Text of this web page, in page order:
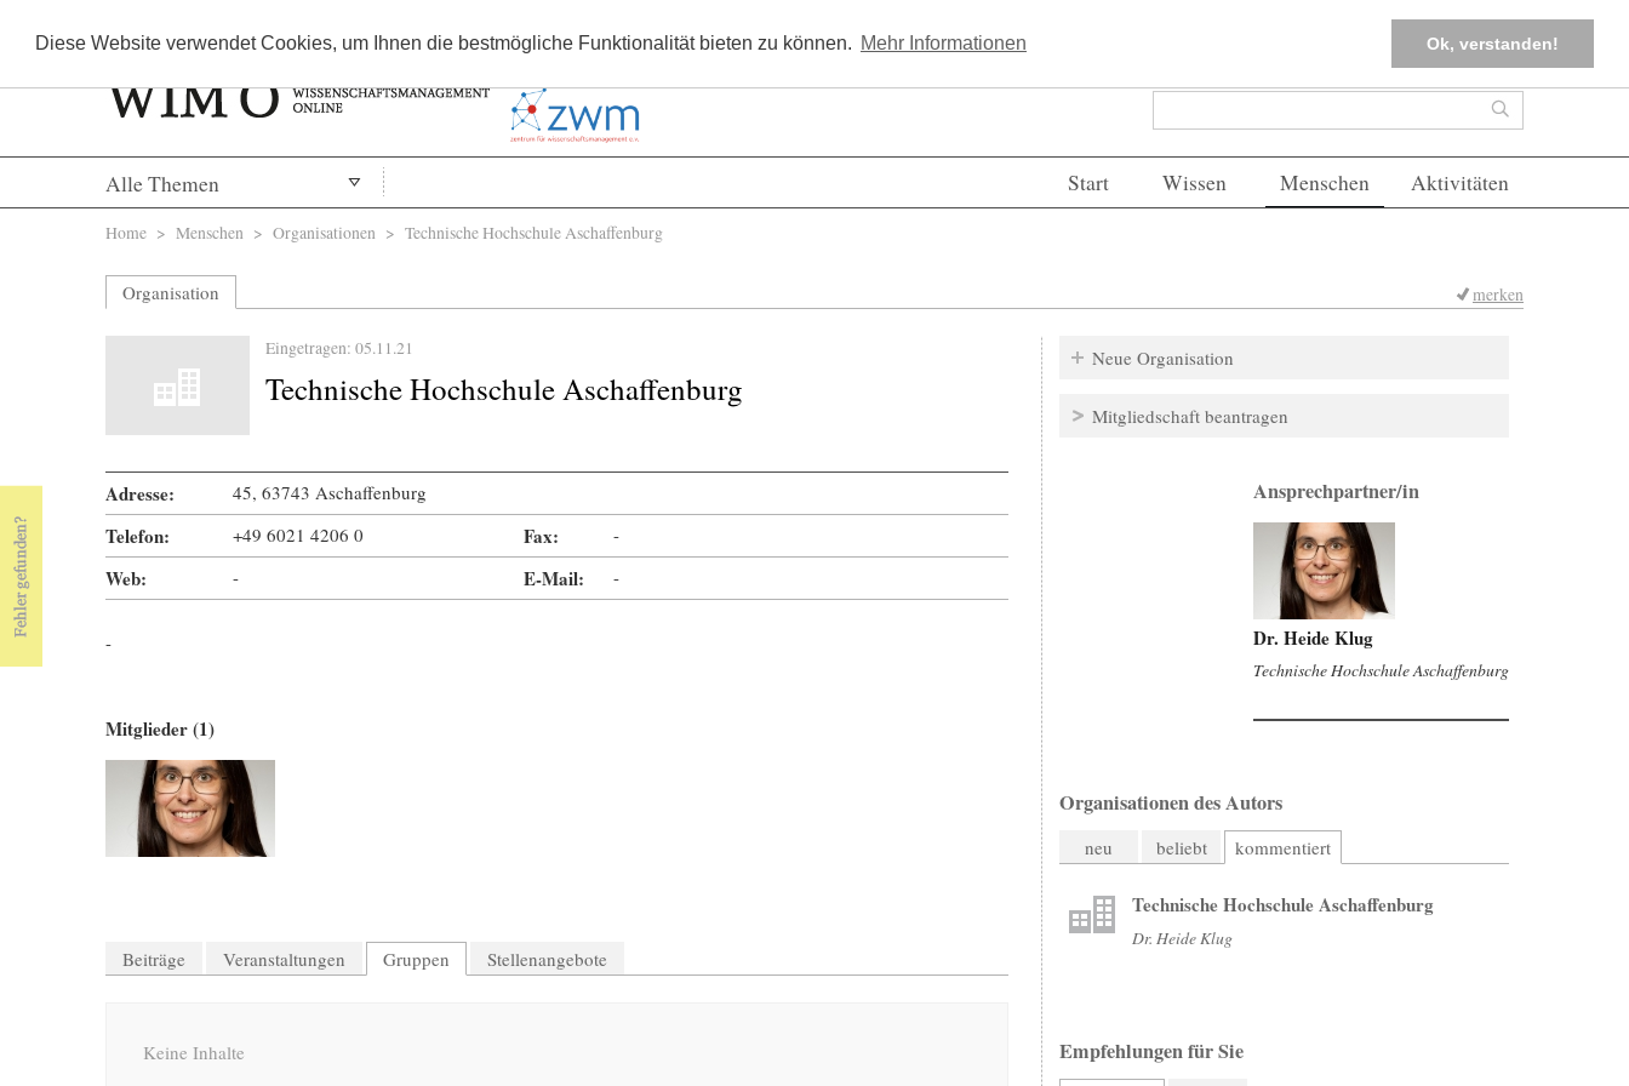
Diese Website verwendet Cookies, um Ihnen die bestmögliche Funktionalität bieten zu können. Mehr Informationen Ok, verstanden!
Kostenlos registrieren FAQs Einloggen
Suchformular Suche
Alle Themen Start Wissen Menschen Aktivitäten
Sie sind hier
Home > Menschen > Organisationen > Technische Hochschule Aschaffenburg
Organisation merken
Eingetragen: 05.11.21
Technische Hochschule Aschaffenburg
Adresse: 45, 63743 Aschaffenburg
Telefon: +49 6021 4206 0 Fax: -
Web: - E-Mail: -
-
Mitglieder (1)
Beiträge Veranstaltungen Gruppen Stellenangebote
Keine Inhalte
Neue Organisation
Mitgliedschaft beantragen
Ansprechpartner/in
Dr. Heide Klug
Technische Hochschule Aschaffenburg
Organisationen des Autors
neu beliebt kommentiert
Technische Hochschule Aschaffenburg
Dr. Heide Klug
Empfehlungen für Sie